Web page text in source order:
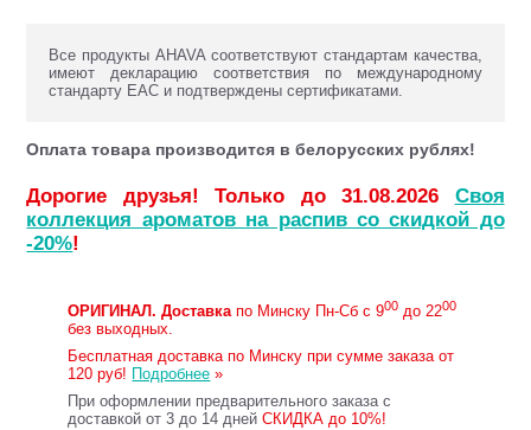
Все продукты AHAVA соответствуют стандартам качества,
имеют декларацию соответствия по международному
стандарту ЕАС и подтверждены сертификатами.
Оплата товара производится в белорусских рублях!
Дорогие друзья! Только до 31.08.2026 Своя
коллекция ароматов на распив со скидкой до
-20%!
ОРИГИНАЛ. Доставкапо Минску Пн-Сб с 900 до 2200
без выходных.
Бесплатная доставка по Минску при сумме заказа от
120 руб! Подробнее »
При оформлении предварительного заказа с
доставкой от 3 до 14 днейСКИДКА до 10%!